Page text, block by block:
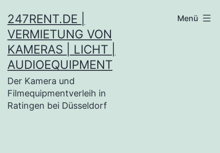
247RENT.DE |
VERMIETUNG VON
KAMERAS | LICHT |
AUDIOEQUIPMENT
Der Kamera und
Filmequipmentverleih in
Ratingen bei Düsseldorf
Menü